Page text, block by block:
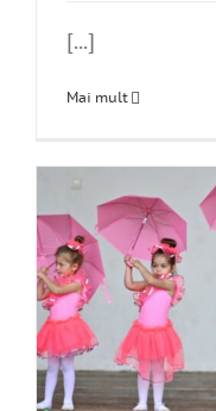
[...]
Mai mult